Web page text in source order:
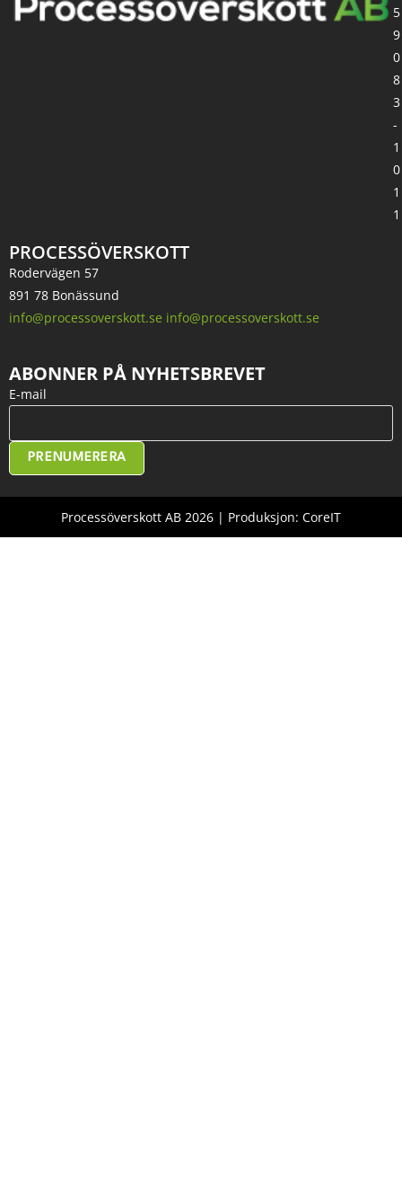
PROCESSÖVERSKOTT
Rodervägen 57
891 78 Bonässund
info@processoverskott.se info@processoverskott.se
5
9
0
8
3
-
1
0
1
1
ABONNER PÅ NYHETSBREVET
E-mail
PRENUMERERA
Processöverskott AB 2026 | Produksjon: CoreIT